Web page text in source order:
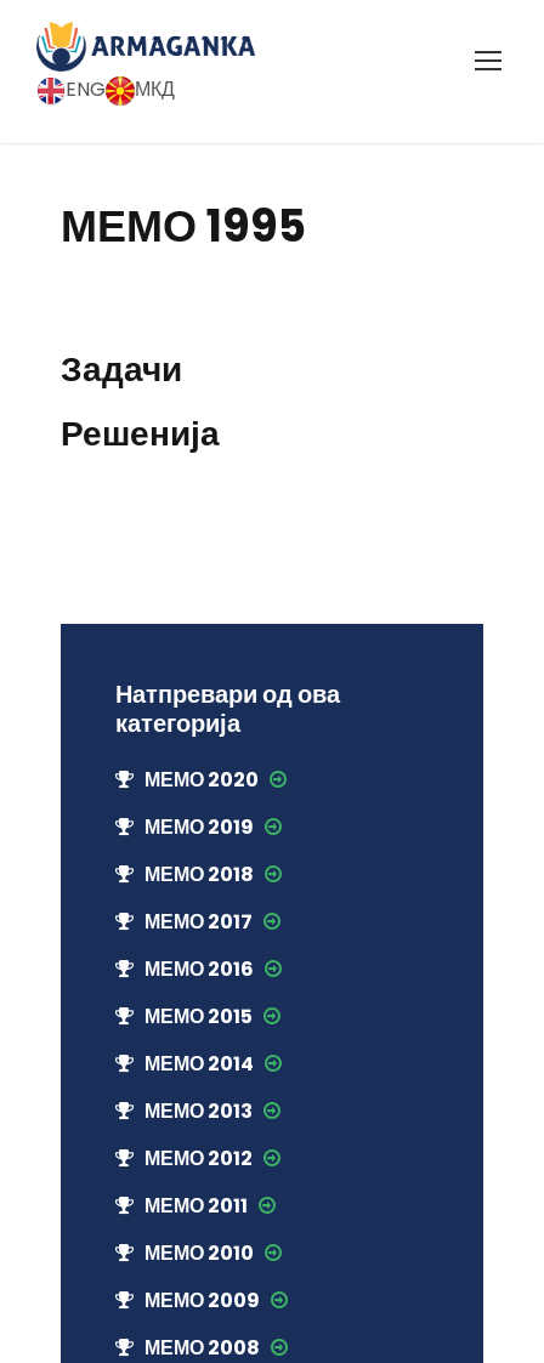
ENG МКД
МЕМО 1995
Задачи
Решенија
Натпревари од ова
категорија
МЕМО 2020
МЕМО 2019
МЕМО 2018
МЕМО 2017
МЕМО 2016
МЕМО 2015
МЕМО 2014
МЕМО 2013
МЕМО 2012
МЕМО 2011
МЕМО 2010
МЕМО 2009
МЕМО 2008